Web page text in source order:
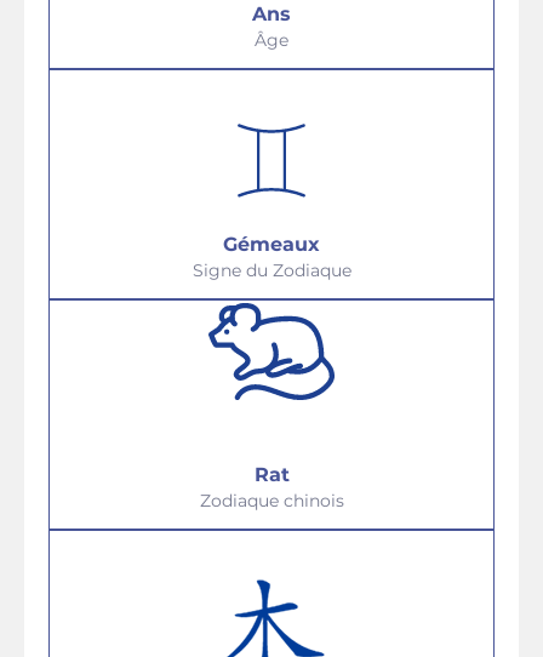
Ans
Âge
Gémeaux
Signe du Zodiaque
Rat
Zodiaque chinois